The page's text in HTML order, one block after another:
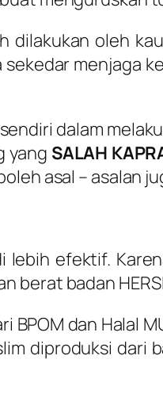
dilakukan oleh
menjaga
dalam
yang SALAH
asal – asalan
lebih efektif.
berat badan
dan Halal
diproduksi dari